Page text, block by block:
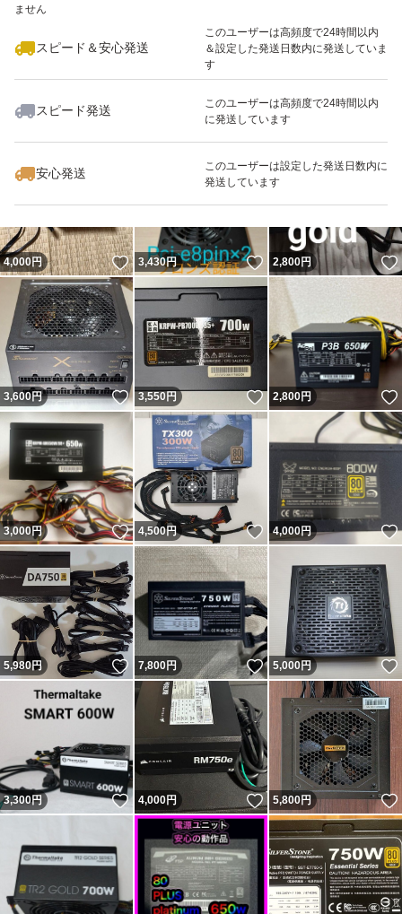
ません
スピード＆安心発送
このユーザーは高頻度で24時間以内
＆設定した発送日数内に発送していま
す
スピード発送
このユーザーは高頻度で24時間以内
に発送しています
安心発送
このユーザーは設定した発送日数内に
発送しています
いいね！
3,500
4,000円 いいね！
3,430円 いいね！
2,800円
3,600円 いいね！
3,550円 いいね！
2,800円
3,000円 いいね！
4,500円 いいね！
4,000円
5,980円 いいね！
7,800円 いいね！
5,000円
3,300円 いいね！
4,000円 いいね！
5,800円